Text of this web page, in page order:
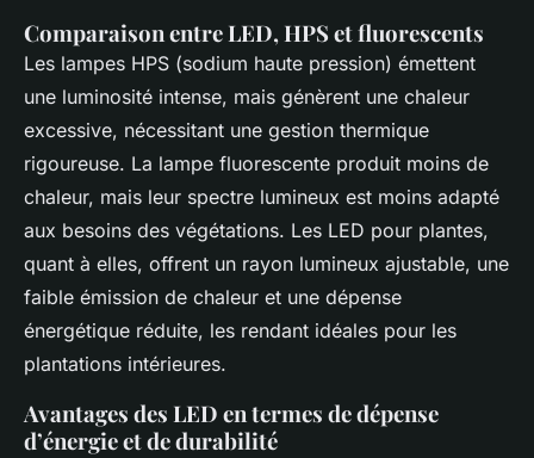
Comparaison entre LED, HPS et fluorescents
Les lampes HPS (sodium haute pression) émettent
une luminosité intense, mais génèrent une chaleur
excessive, nécessitant une gestion thermique
rigoureuse. La lampe fluorescente produit moins de
chaleur, mais leur spectre lumineux est moins adapté
aux besoins des végétations. Les LED pour plantes,
quant à elles, offrent un rayon lumineux ajustable, une
faible émission de chaleur et une dépense
énergétique réduite, les rendant idéales pour les
plantations intérieures.
Avantages des LED en termes de dépense
d’énergie et de durabilité